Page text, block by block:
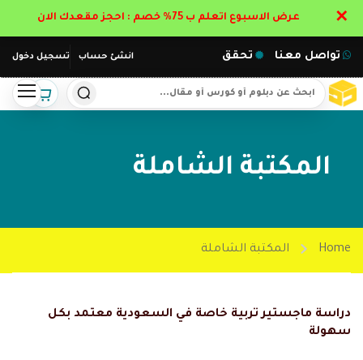
انشئ حساب تسجيل دخول تواصل معنا تحقق
المكتبة الشاملة
Home المكتبة الشاملة
دراسة ماجستير تربية خاصة في السعودية معتمد بكل
سهولة
عرض الاسبوع اتعلم ب 75% خصم : احجز مقعدك الان ✕